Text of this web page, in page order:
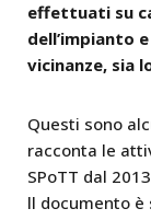
effettuati su
dell’impianto
vicinanze, sia
Questi sono
racconta le
SPoTT dal
ll documento